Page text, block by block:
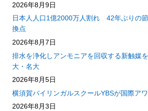
2026年8月9日
日本人人口1億2000万人割れ 42年ぶりの
換点
2026年8月7日
排水を浄化しアンモニアを回収する新触媒
大・名大
2026年8月5日
横須賀バイリンガルスクールYBSが国際ア
2026年8月3日